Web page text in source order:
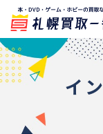
イ